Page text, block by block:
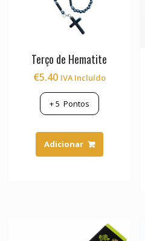
Terço de Hematite
€5.40 IVA Incluído
+5 Pontos
Adicionar